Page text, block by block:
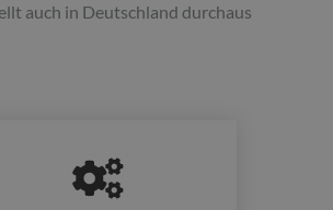
auch in Deutschland durchaus